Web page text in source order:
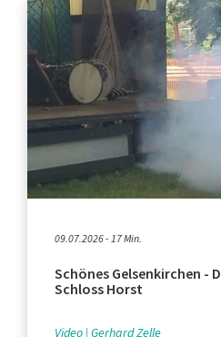
09.07.2026 - 17 Min.
Schönes Gelsenkirchen -
Schloss Horst
Video Gerhard Zelle